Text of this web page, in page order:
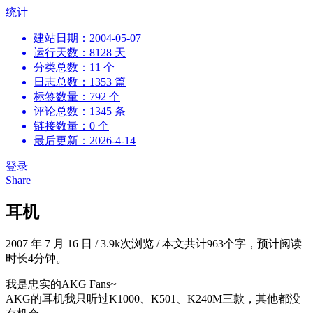
跳
统计
建站日期：2004-05-07
运行天数：8128 天
分类总数：11 个
日志总数：1353 篇
标签数量：792 个
评论总数：1345 条
链接数量：0 个
最后更新：2026-4-14
登录
Share
耳机
2007 年 7 月 16 日 /3.9k次浏览 /本文共计963个字，预计阅读
时长4分钟。
我是忠实的AKG Fans~
AKG的耳机我只听过K1000、K501、K240M三款，其他都没